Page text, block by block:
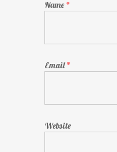
Name *
Email*
Website